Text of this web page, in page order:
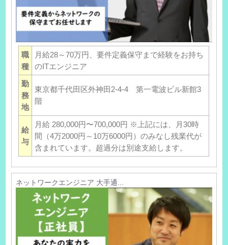
職
種
月給28～70万円、要件定義保守まで経験をお持ち
のITエンジニア
勤
務
地
東京都千代田区外神田2-4-4 第一電波ビル新館3
階
給
与
月給 280,000円〜700,000円 ※上記には、月30時
間（4万2000円～10万6000円）のみなし残業代が
含まれています。超過分は別途支給します。
ネットワークエンジニア 大手通...